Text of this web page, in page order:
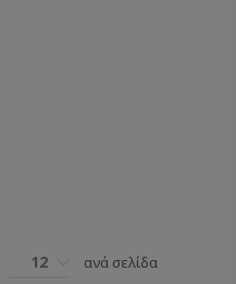
12 ανά σελίδα